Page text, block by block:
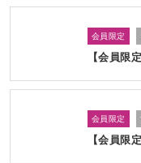
会員限定
【会員限
会員限定
【会員限